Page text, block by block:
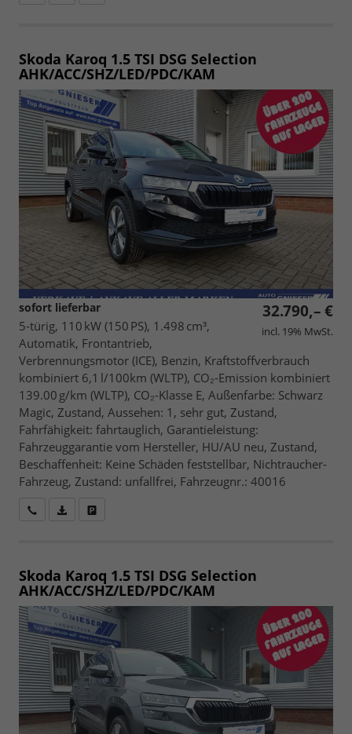
Skoda Karoq 1.5 TSI DSG Selection
AHK/ACC/SHZ/LED/PDC/KAM
32.790,– €
incl. 19% MwSt.
sofort lieferbar
5-türig, 110 kW (150 PS), 1.498 cm³,
Automatik, Frontantrieb,
Verbrennungsmotor (ICE), Benzin, Kraftstoffverbrauch
kombiniert 6,1 l/100km (WLTP), CO₂-Emission kombiniert
139.00 g/km (WLTP), CO₂-Klasse E, Außenfarbe: Schwarz
Magic, Zustand, Aussehen: 1, sehr gut, Zustand,
Fahrfähigkeit: fahrtauglich, Garantieleistung:
Fahrzeuggarantie vom Hersteller, HU/AU neu, Zustand,
Beschaffenheit: Keine Schäden feststellbar, Nichtraucher-
Fahrzeug, Zustand: unfallfrei, Fahrzeugnr.: 40016
Wir rufen Sie anFahrzeugexposé (PDF)
Skoda Karoq 1.5 TSI DSG Selection
AHK/ACC/SHZ/LED/PDC/KAM